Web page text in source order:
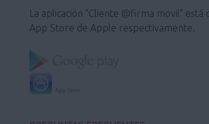
La aplicación "Cliente @firma movil"
App Store de Apple respectivamente.